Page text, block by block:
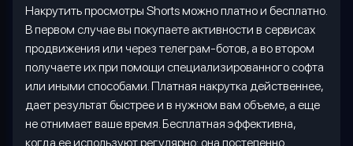
Накрутить просмотры Shortsможно платно и бесплатно.
В первом случае вы покупаете активности в сервисах
продвижения или через телеграм-ботов, а во втором
получаете их при помощи специализированного софта
или иными способами. Платная накрутка действеннее,
дает результат быстрее и в нужном вам объеме, а еще
не отнимает ваше время. Бесплатная эффективна,
когда ее используют регулярно: она постепенно